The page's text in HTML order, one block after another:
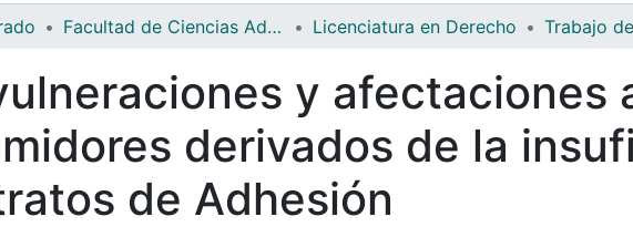
Facultad de Ciencias Administrativas y Sociales Licenciatura en Derecho Trabajo
y afectaciones
derivados de la
de Adhesión